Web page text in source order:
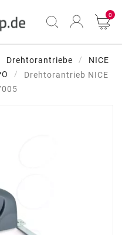
0
Drehtorantriebe
NICE
Drehtorantrieb NICE